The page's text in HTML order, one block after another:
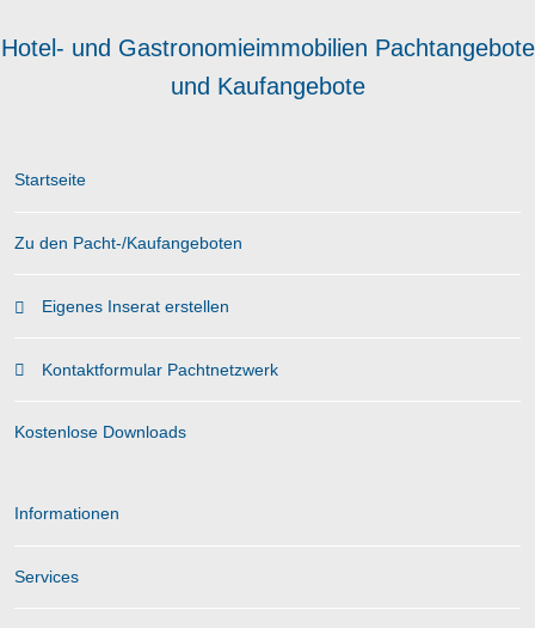
Hotel- und Gastronomieimmobilien Pachtangebote
und Kaufangebote
Startseite
Zu den Pacht-/Kaufangeboten
Eigenes Inserat erstellen
Kontaktformular Pachtnetzwerk
Kostenlose Downloads
Informationen
Services